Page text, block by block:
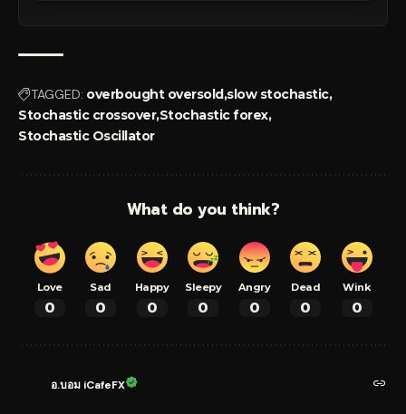
TAGGED: overbought oversoldslow stochastic
Stochastic crossoverStochastic forex
Stochastic Oscillator
What do you think?
Love
0
Sad
0
Happy
0
Sleepy
0
Angry
0
Dead
0
Wink
0
อ.บอม iCafeFX